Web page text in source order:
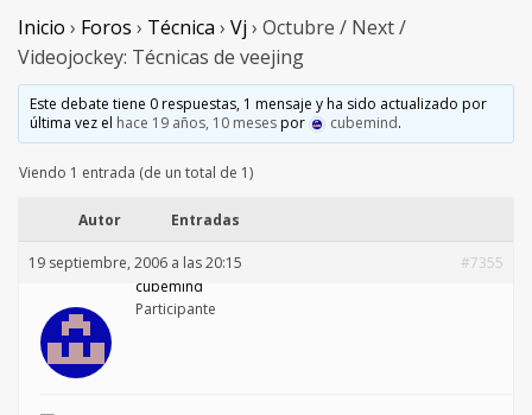
Ayuda
Contacto
Entrar
Inicio › Foros › Técnica › Vj › Octubre / Next /
Videojockey: Técnicas de veejing
Este debate tiene 0 respuestas, 1 mensaje y ha sido actualizado por
última vez el hace 19 años, 10 mesespor cubemind.
Viendo 1 entrada (de un total de 1)
Autor Entradas
19 septiembre, 2006 a las 20:15
#7355
cubemind
Participante